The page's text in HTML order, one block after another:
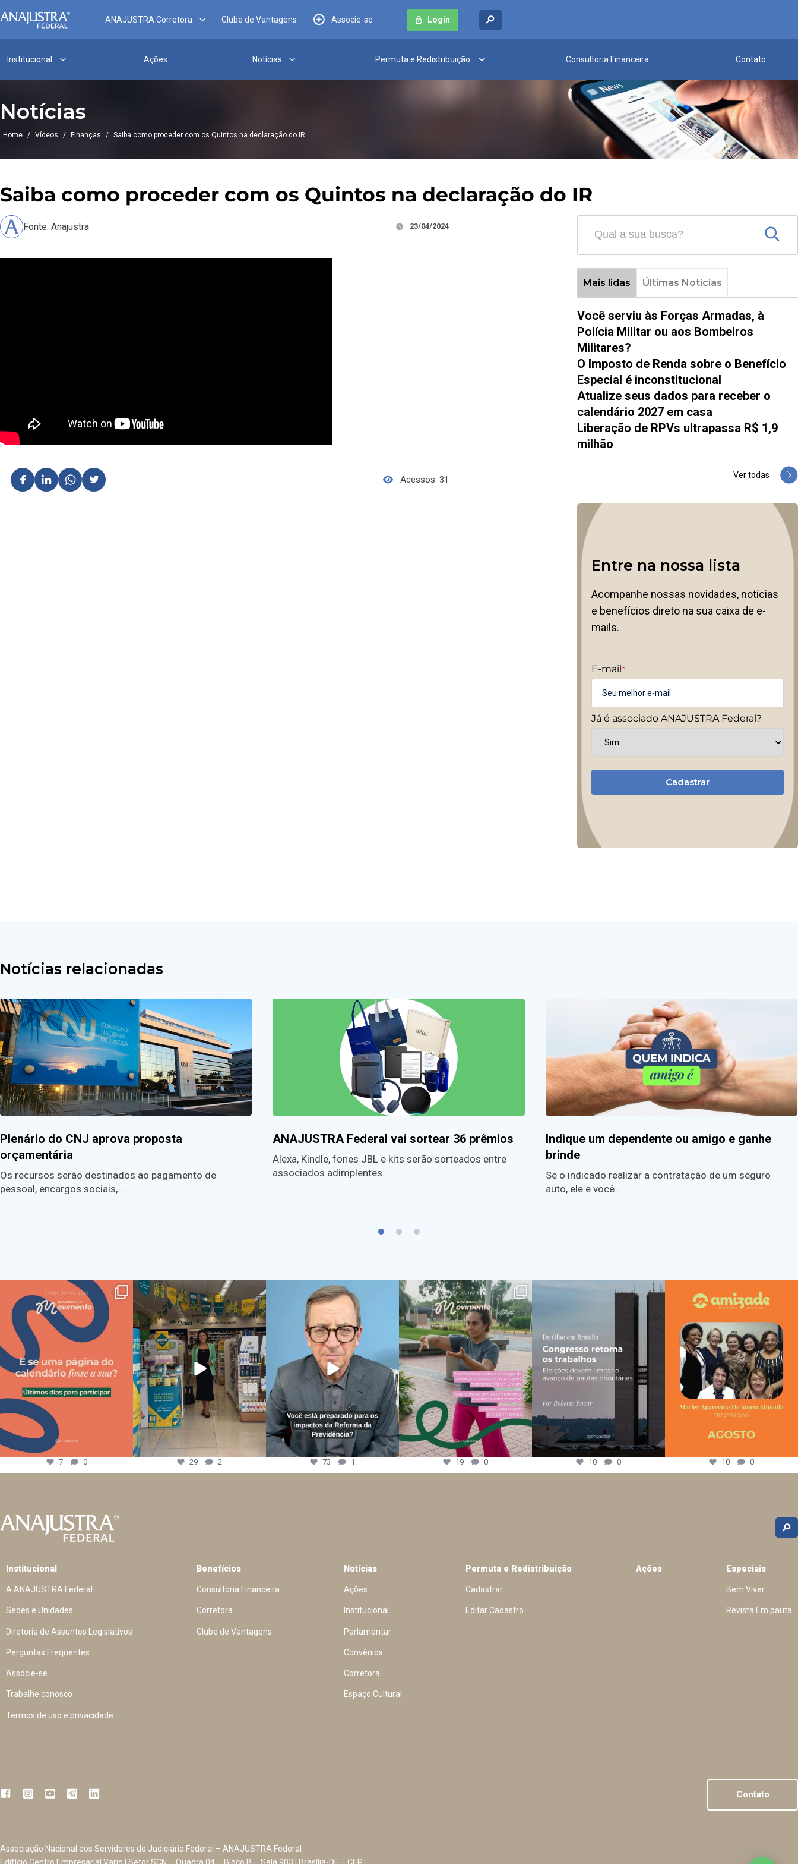
ANAJUSTRA Corretora Clube de Vantagens Associe-se Login
Institucional Ações Notícias Permuta e Redistribuição Consultoria Financeira Contato
Notícias
Home / Vídeos / Finanças / Saiba como proceder com os Quintos na declaração do IR
Saiba como proceder com os Quintos na declaração do IR
Fonte: Anajustra 23/04/2024
Acessos: 31
Mais lidas Últimas Notícias
Você serviu às Forças Armadas, à
Polícia Militar ou aos Bombeiros
Militares?
O Imposto de Renda sobre o Benefício
Especial é inconstitucional
Atualize seus dados para receber o
calendário 2027 em casa
Liberação de RPVs ultrapassa R$ 1,9
milhão
Ver todas
Entre na nossa lista
Acompanhe nossas novidades, notícias
e benefícios direto na sua caixa de e-
mails.
E-mail *
Já é associado ANAJUSTRA Federal?
Cadastrar
Notícias relacionadas
Plenário do CNJ aprova proposta
orçamentária
Os recursos serão destinados ao pagamento de
pessoal, encargos sociais,…
ANAJUSTRA Federal vai sortear 36 prêmios
Alexa, Kindle, fones JBL e kits serão sorteados entre
associados adimplentes.
Indique um dependente ou amigo e ganhe
brinde
Se o indicado realizar a contratação de um seguro
auto, ele e você…
7 0 29 2 73 1 19 0 10 0 10 0
Institucional
A ANAJUSTRA Federal
Sedes e Unidades
Diretoria de Assuntos Legislativos
Perguntas Frequentes
Associe-se
Trabalhe conosco
Termos de uso e privacidade
Benefícios
Consultoria Financeira
Corretora
Clube de Vantagens
Notícias
Ações
Institucional
Parlamentar
Convênios
Corretora
Espaço Cultural
Permuta e Redistribuição
Cadastrar
Editar Cadastro
Ações Especiais
Bem Viver
Revista Em pauta
Contato
Associação Nacional dos Servidores do Judiciário Federal – ANAJUSTRA Federal